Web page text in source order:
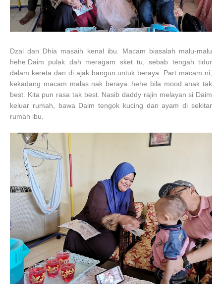
Dzal dan Dhia masaih kenal ibu. Macam biasalah malu-malu
hehe.Daim pulak dah meragam sket tu, sebab tengah tidur
dalam kereta dan di ajak bangun untuk beraya. Part macam ni,
kekadang macam malas nak beraya..hehe bila mood anak tak
best. Kita pun rasa tak best. Nasib daddy rajin melayan si Daim
keluar rumah, bawa Daim tengok kucing dan ayam di sekitar
rumah ibu.